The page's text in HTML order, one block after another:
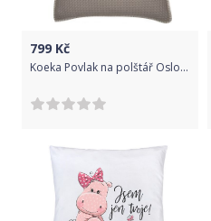
799 Kč
Koeka Povlak na polštář Oslo 50 x 50 cm - taupe/soft grey